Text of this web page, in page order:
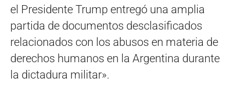
el Presidente Trump entregó una amplia
partida de documentos desclasificados
relacionados con los abusos en materia de
derechos humanos en la Argentina durante
la dictadura militar».